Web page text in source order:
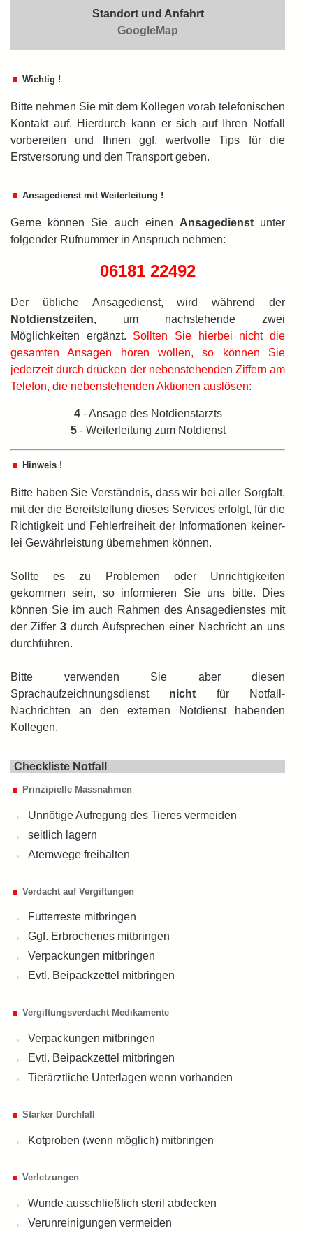
Standort und Anfahrt
GoogleMap
Wichtig !
Bitte nehmen Sie mit dem Kollegen vorab telefonischen
Kontakt auf. Hierdurch kann er sich auf Ihren Notfall
vorbereiten und Ihnen ggf. wertvolle Tips für die
Erstversorung und den Transport geben.
Ansagedienst mit Weiterleitung !
Gerne können Sie auch einen An­sa­ge­dienstunter
folgender Rufnummer in An­spruch nehmen:
06181 22492
Der übliche Ansagedienst, wird während der
Notdienstzeiten, um nachstehende zwei
Möglichkeiten ergänzt. Sollten Sie hierbei nicht die
gesamten Ansagen hören wollen, so können Sie
jederzeit durch drücken der nebenstehenden Ziffern am
Telefon, die nebenstehenden Aktionen auslösen:
4- Ansage des Notdienstarzts
5- Weiterleitung zum Notdienst
Hinweis !
Bitte haben Sie Verständnis, dass wir bei aller Sorgfalt,
mit der die Bereitstellung dieses Services erfolgt, für die
Richtigkeit und Fehlerfreiheit der Informationen keiner­
lei Gewährleistung übernehmen können.
Sollte es zu Problemen oder Unrichtigkeiten
gekommen sein, so informieren Sie uns bitte. Dies
können Sie im auch Rahmen des Ansagedienstes mit
der Ziffer 3 durch Auf­sprechen einer Nachricht an uns
durch­führen.
Bitte verwenden Sie aber diesen
Sprachaufzeichnungsdienst nicht für Notfall-
Nachrichten an den externen Notdienst habenden
Kollegen.
Checkliste Notfall
Prinzipielle Massnahmen
Unnötige Aufregung des Tieres vermeiden
seitlich lagern
Atemwege freihalten
Verdacht auf Vergiftungen
Futterreste mitbringen
Ggf. Erbrochenes mitbringen
Verpackungen mitbringen
Evtl. Beipackzettel mitbringen
Vergiftungsverdacht Medikamente
Verpackungen mitbringen
Evtl. Beipackzettel mitbringen
Tierärztliche Unterlagen wenn vorhanden
Starker Durchfall
Kotproben (wenn möglich) mitbringen
Verletzungen
Wunde ausschließlich steril abdecken
Verunreinigungen vermeiden